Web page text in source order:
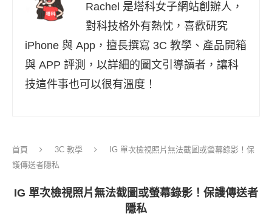
Rachel 是塔科女子網站創辦人，
對科技格外有熱忱，喜歡研究
iPhone 與 App，擅長撰寫 3C 教學、產品開箱
與 APP 評測，以詳細的圖文引導讀者，讓科
技這件事也可以很有溫度！
首頁 3C 教學
IG 單次檢視照片無法截圖或螢幕錄影！保
護傳送者隱私
IG 單次檢視照片無法截圖或螢幕錄影！保護傳送者
隱私